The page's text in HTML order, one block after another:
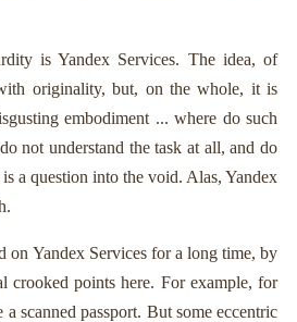
is Yandex Services. The idea, of
originality, but, on the whole, it is
embodiment ... where do such
not understand the task at all, and do
a question into the void. Alas, Yandex
on Yandex Services for a long time, by
crooked points here. For example, for
scanned passport. But some eccentric